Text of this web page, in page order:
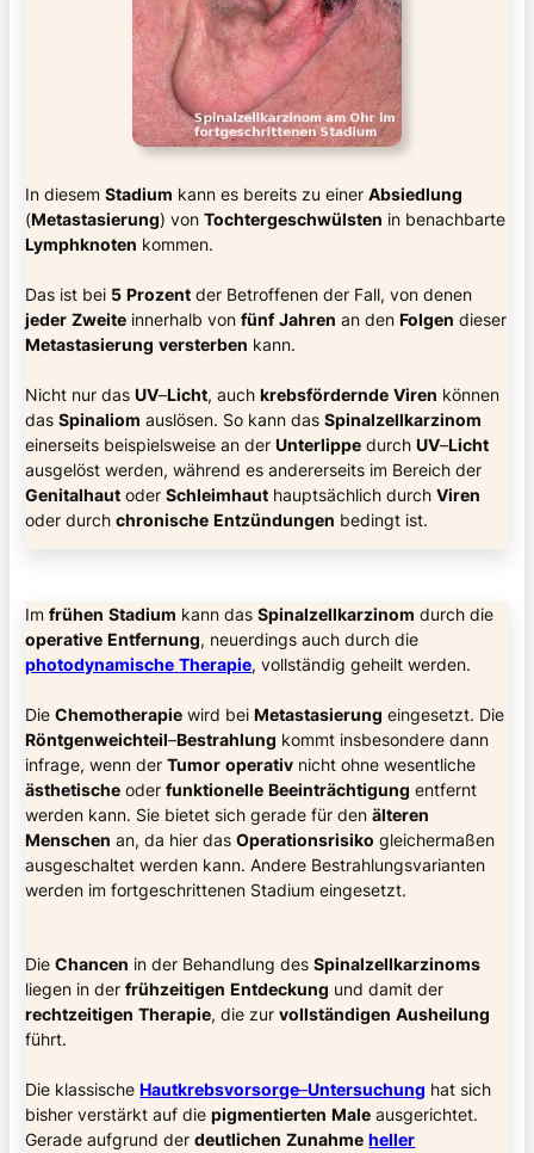
In diesemStadium kann es bereits zu einerAbsiedlung
(Metastasierung) vonTochtergeschwülsten in benachbarte
Lymphknoten kommen.
Das ist bei 5 Prozent der Betroffenen der Fall, von denen
jeder Zweite innerhalb vonfünf Jahren an denFolgen dieser
Metastasierung versterben kann.
Nicht nur dasUV–Licht, auchkrebsfördernde Viren können
dasSpinaliom auslösen. So kann dasSpinalzellkarzinom
einerseits beispielsweise an derUnterlippe durchUV–Licht
ausgelöst werden, während es andererseits im Bereich der
Genitalhaut oderSchleimhaut hauptsächlich durchViren
oder durchchronische Entzündungen bedingt ist.
Imfrühen Stadium kann dasSpinalzellkarzinom durch die
operative Entfernung, neuerdings auch durch die
photodynamische Therapie, vollständig geheilt werden.
DieChemotherapie wird beiMetastasierung eingesetzt. Die
Röntgenweichteil–Bestrahlung kommt insbesondere dann
infrage, wenn derTumor operativ nicht ohne wesentliche
ästhetische oderfunktionelle Beeinträchtigung entfernt
werden kann. Sie bietet sich gerade für denälteren
Menschen an, da hier dasOperationsrisiko gleichermaßen
ausgeschaltet werden kann. Andere Bestrahlungsvarianten
werden im fortgeschrittenen Stadium eingesetzt.
DieChancen in der Behandlung desSpinalzellkarzinoms
liegen in derfrühzeitigen Entdeckung und damit der
rechtzeitigen Therapie, die zurvollständigen Ausheilung
führt.
Die klassischeHautkrebsvorsorge–Untersuchung hat sich
bisher verstärkt auf diepigmentierten Male ausgerichtet.
Gerade aufgrund derdeutlichen Zunahme heller